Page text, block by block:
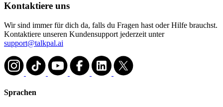
Kontaktiere uns
Wir sind immer für dich da, falls du Fragen hast oder Hilfe brauchst.
Kontaktiere unseren Kundensupport jederzeit unter
support@talkpal.ai
Sprachen